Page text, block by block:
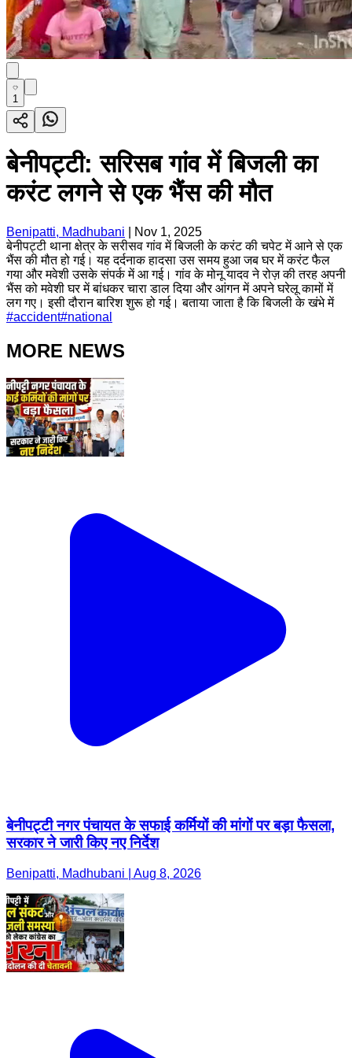
1
बेनीपट्टी: सरिसब गांव में बिजली का
करंट लगने से एक भैंस की मौत
Benipatti, Madhubani
Nov 1, 2025
बेनीपट्टी थाना क्षेत्र के सरीसव गांव में बिजली के करंट की चपेट में आने से एक
भैंस की मौत हो गई। यह दर्दनाक हादसा उस समय हुआ जब घर में करंट फैल
गया और मवेशी उसके संपर्क में आ गई। गांव के मोनू यादव ने रोज़ की तरह अपनी
भैंस को मवेशी घर में बांधकर चारा डाल दिया और आंगन में अपने घरेलू कामों में
लग गए। इसी दौरान बारिश शुरू हो गई। बताया जाता है कि बिजली के खंभे में
#accident#national
MORE NEWS
बेनीपट्टी नगर पंचायत के सफाई कर्मियों की मांगों पर बड़ा फैसला,
सरकार ने जारी किए नए निर्देश
Benipatti, Madhubani | Aug 8, 2026